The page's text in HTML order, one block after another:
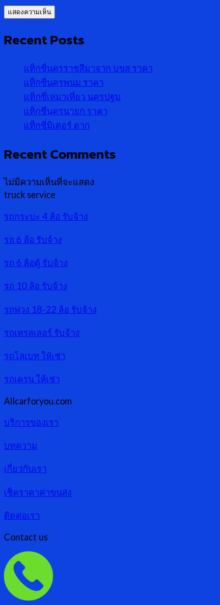
Recent Posts
แท็กซี่นครราชสีมาจาก บขส ราคา
แท็กซี่นครพนม ราคา
แท็กซี่เหมาเที่ยว นครปฐม
แท็กซี่นครนายก ราคา
แท็กซี่มิเตอร์ ตาก
Recent Comments
ไม่มีความเห็นที่จะแสดง
truck service
รถกระบะ 4 ล้อ รับจ้าง
รถ 6 ล้อ รับจ้าง
รถ 6 ล้อตู้ รับจ้าง
รถ 10 ล้อ รับจ้าง
รถพ่วง 18-22 ล้อ รับจ้าง
รถเทรลเลอร์ รับจ้าง
รถโลเบท ให้เช่า
รถเครน ให้เช่า
Allcarforyou.com
บริการของเรา
บทความ
เกี่ยวกับเรา
เช็คราคาค่าขนส่ง
ติดต่อเรา
Contact us